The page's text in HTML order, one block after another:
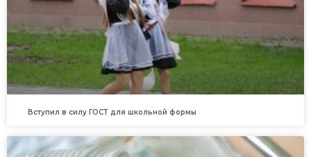
Вступил в силу ГОСТ для школьной формы